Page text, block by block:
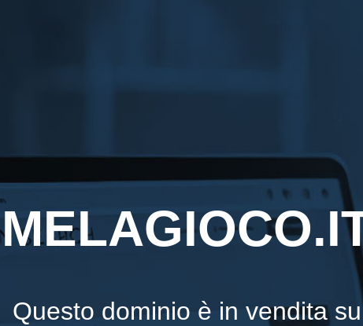
Questo dominio è in vendita su